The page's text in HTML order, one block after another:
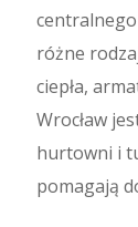
różne
ciepła,
Wrocław
hurtowni i
pomagają